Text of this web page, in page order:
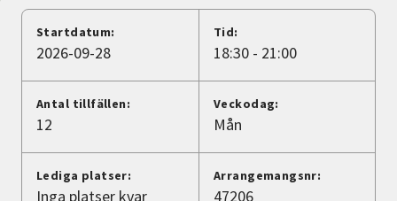
Nyheter
Avdelningar
Lyssna
Startdatum:
2026-09-28
Tid:
18:30 - 21:00
Antal tillfällen:
12
Veckodag:
Mån
Lediga platser:
Inga platser kvar
Arrangemangsnr:
47206